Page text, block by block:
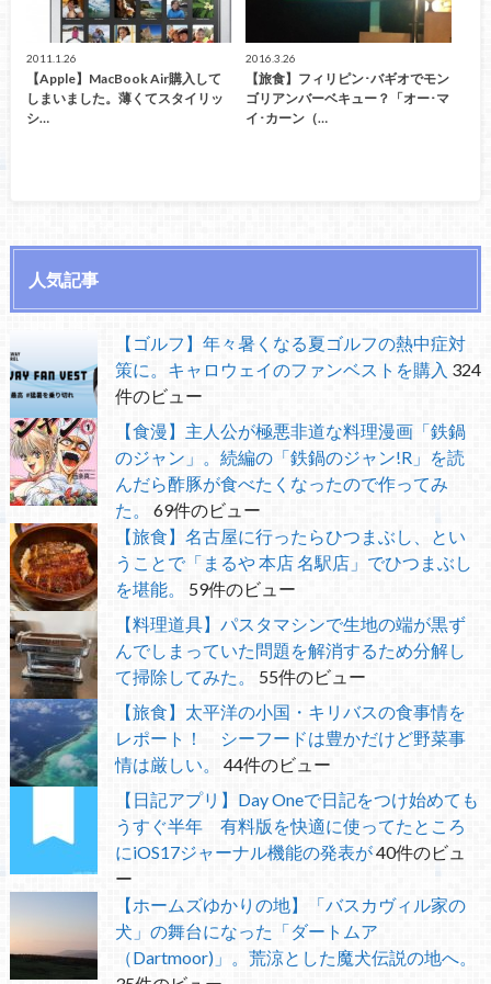
2011.1.26
【Apple】MacBook Air購入して
しまいました。薄くてスタイリッ
シ…
2016.3.26
【旅食】フィリピン･バギオでモン
ゴリアンバーベキュー？「オー･マ
イ･カーン（…
人気記事
【ゴルフ】年々暑くなる夏ゴルフの熱中症対
策に。キャロウェイのファンベストを購入 324
件のビュー
【食漫】主人公が極悪非道な料理漫画「鉄鍋
のジャン」。続編の「鉄鍋のジャン!R」を読
んだら酢豚が食べたくなったので作ってみ
た。
69件のビュー
【旅食】名古屋に行ったらひつまぶし、とい
うことで「まるや 本店 名駅店」でひつまぶし
を堪能。
59件のビュー
【料理道具】パスタマシンで生地の端が黒ず
んでしまっていた問題を解消するため分解し
て掃除してみた。
55件のビュー
【旅食】太平洋の小国・キリバスの食事情を
レポート！ シーフードは豊かだけど野菜事
情は厳しい。
44件のビュー
【日記アプリ】Day Oneで日記をつけ始めても
うすぐ半年 有料版を快適に使ってたところ
にiOS17ジャーナル機能の発表が40件のビュ
ー
【ホームズゆかりの地】「バスカヴィル家の
犬」の舞台になった「ダートムア
（Dartmoor)」。荒涼とした魔犬伝説の地へ。